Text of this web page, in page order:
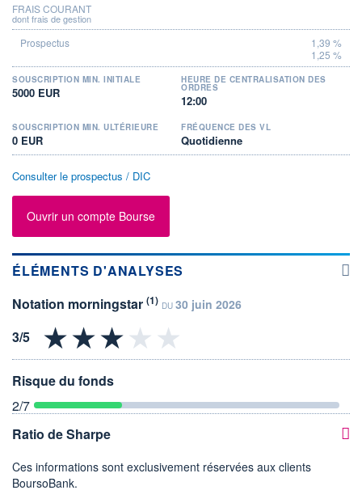
FRAIS COURANT
dont frais de gestion
1,39 %
1,25 %
SOUSCRIPTION MIN. INITIALE
5000 EUR
HEURE DE CENTRALISATION DES
ORDRES
12:00
SOUSCRIPTION MIN. ULTÉRIEURE
0 EUR
FRÉQUENCE DES VL
Quotidienne
Consulter le prospectus / DIC
Ouvrir un compte Bourse
ÉLÉMENTS D'ANALYSES
Notation morningstar (1) DU 30 juin 2026
Risque du fonds
2/7
Ratio de Sharpe
Ces informations sont exclusivement réservées aux clients
BoursoBank.